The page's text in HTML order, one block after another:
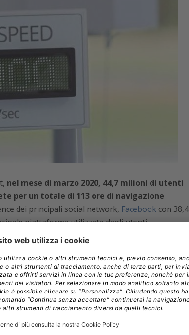
nel mese di marzo 2020, 44,7 milioni di utenti
per un totale di 113 ore di navigazione
dei principali social network, Facebookcon 38,4
piattaforma utilizzata dagli utenti.
frequentato da 28,8 milioni di utenti unici
così come per i restanti operatori Linkedin
(+30,5milioni di utenti) e Twitter (+24,2milioni di
frequentato da 5,4 milioni di utenti, a marzo
(103 milioni a marzo 2020) su base